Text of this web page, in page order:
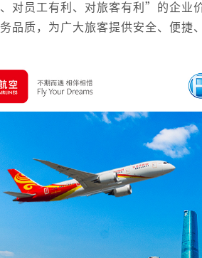
对员工有利、对旅客有利”的企
品质，为广大旅客提供安全、便